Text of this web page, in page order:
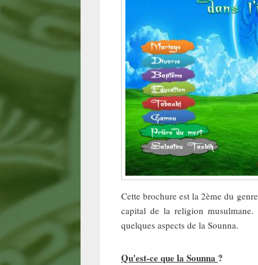
Cette brochure est la 2ème du
capital de la religion
quelques aspects de la Sounna.
Qu'est-ce que la Sounna ?